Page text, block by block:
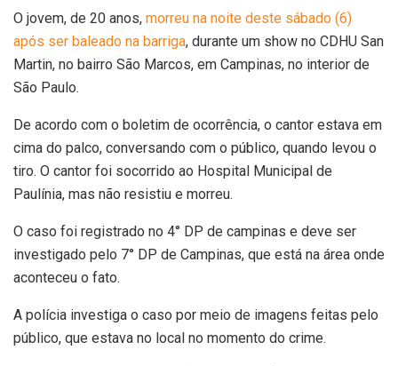
O jovem, de 20 anos, morreu na noite deste sábado (6)
após ser baleado na barriga, durante um show no CDHU San
Martin, no bairro São Marcos, em Campinas, no interior de
São Paulo.
De acordo com o boletim de ocorrência, o cantor estava em
cima do palco, conversando com o público, quando levou o
tiro. O cantor foi socorrido ao Hospital Municipal de
Paulínia, mas não resistiu e morreu.
O caso foi registrado no 4° DP de campinas e deve ser
investigado pelo 7° DP de Campinas, que está na área onde
aconteceu o fato.
A polícia investiga o caso por meio de imagens feitas pelo
público, que estava no local no momento do crime.